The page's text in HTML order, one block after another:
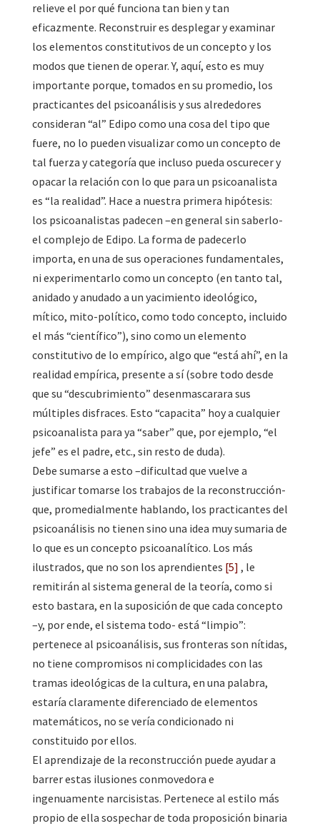
relieve el por qué funciona tan bien y tan
eficazmente. Reconstruir es desplegar y examinar
los elementos constitutivos de un concepto y los
modos que tienen de operar. Y, aquí, esto es muy
importante porque, tomados en su promedio, los
practicantes del psicoanálisis y sus alrededores
consideran “al” Edipo como una cosa del tipo que
fuere, no lo pueden visualizar como un concepto de
tal fuerza y categoría que incluso pueda oscurecer y
opacar la relación con lo que para un psicoanalista
es “la realidad”. Hace a nuestra primera hipótesis:
los psicoanalistas padecen –en general sin saberlo-
el complejo de Edipo. La forma de padecerlo
importa, en una de sus operaciones fundamentales,
ni experimentarlo como un concepto (en tanto tal,
anidado y anudado a un yacimiento ideológico,
mítico, mito-político, como todo concepto, incluido
el más “científico”), sino como un elemento
constitutivo de lo empírico, algo que “está ahí”, en la
realidad empírica, presente a sí (sobre todo desde
que su “descubrimiento” desenmascarara sus
múltiples disfraces. Esto “capacita” hoy a cualquier
psicoanalista para ya “saber” que, por ejemplo, “el
jefe” es el padre, etc., sin resto de duda).
Debe sumarse a esto –dificultad que vuelve a
justificar tomarse los trabajos de la reconstrucción-
que, promedialmente hablando, los practicantes del
psicoanálisis no tienen sino una idea muy sumaria de
lo que es un concepto psicoanalítico. Los más
ilustrados, que no son los aprendientes [5] , le
remitirán al sistema general de la teoría, como si
esto bastara, en la suposición de que cada concepto
–y, por ende, el sistema todo- está “limpio”:
pertenece al psicoanálisis, sus fronteras son nítidas,
no tiene compromisos ni complicidades con las
tramas ideológicas de la cultura, en una palabra,
estaría claramente diferenciado de elementos
matemáticos, no se vería condicionado ni
constituido por ellos.
El aprendizaje de la reconstrucción puede ayudar a
barrer estas ilusiones conmovedora e
ingenuamente narcisistas. Pertenece al estilo más
propio de ella sospechar de toda proposición binaria